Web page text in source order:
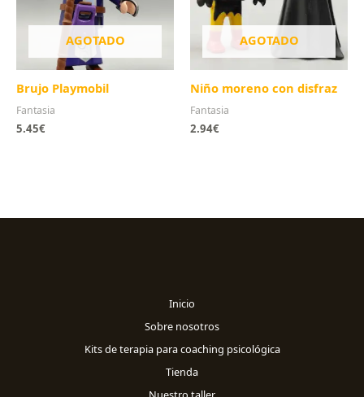
AGOTADO
Brujo Playmobil
Fantasia
5.45€
AGOTADO
Niño moreno con disfraz
Fantasia
2.94€
Inicio
Sobre nosotros
Kits de terapia para coaching psicológica
Tienda